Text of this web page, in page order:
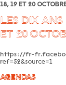
18, 19 ET 20
LES DIX
ET 20
https://fr-
ref=52&source=1
AGENDAS